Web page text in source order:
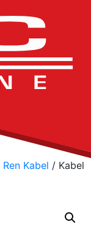
Ren Kabel / Kabel